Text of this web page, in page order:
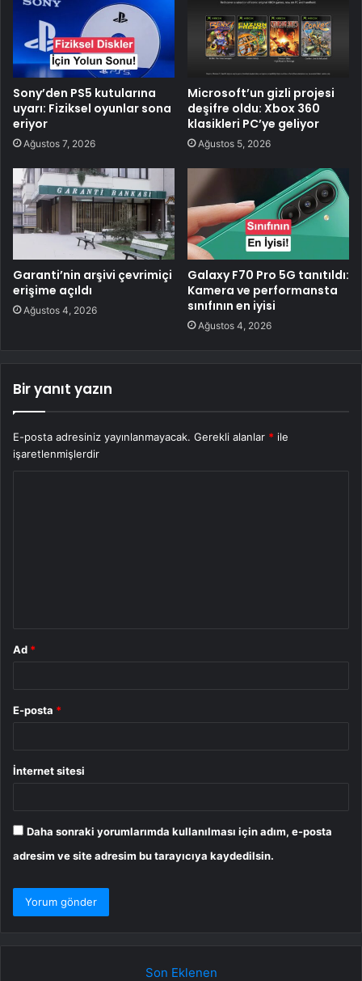
Sony’den PS5 kutularına
uyarı: Fiziksel oyunlar sona
eriyor
Ağustos 7, 2026
Microsoft’un gizli projesi
deşifre oldu: Xbox 360
klasikleri PC’ye geliyor
Ağustos 5, 2026
Garanti’nin arşivi çevrimiçi
erişime açıldı
Ağustos 4, 2026
Galaxy F70 Pro 5G tanıtıldı:
Kamera ve performansta
sınıfının en iyisi
Ağustos 4, 2026
Bir yanıt yazın
E-posta adresiniz yayınlanmayacak. Gerekli alanlar * ile
işaretlenmişlerdir
Ad *
E-posta *
İnternet sitesi
Daha sonraki yorumlarımda kullanılması için adım, e-posta
adresim ve site adresim bu tarayıcıya kaydedilsin.
Son Eklenen